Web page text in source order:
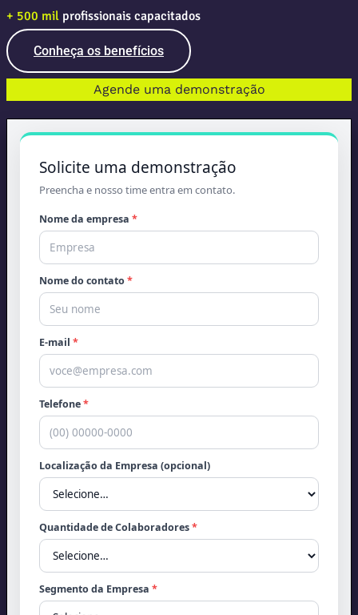
+ 500 mil profissionais capacitados
Conheça os benefícios
Agende uma demonstração